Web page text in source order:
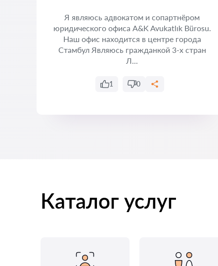
Я являюсь адвокатом и сопартнёром
юридического офиса A&K Avukatlık Bürosu.
Наш офис находится в центре города
Стамбул Являюсь гражданкой 3-х стран
Л...
1 0
Каталог услуг